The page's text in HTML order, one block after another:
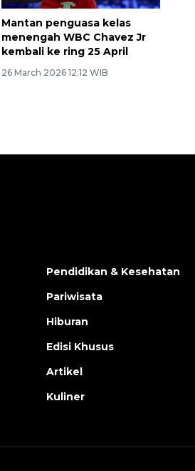
Mantan penguasa kelas
menengah WBC Chavez Jr
kembali ke ring 25 April
26 March 2026 12:12 WIB
Pendidikan & Kesehatan
Pariwisata
Hiburan
Edisi Khusus
Artikel
Kuliner